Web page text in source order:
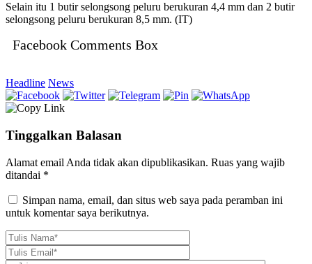
Selain itu 1 butir selongsong peluru berukuran 4,4 mm dan 2 butir
selongsong peluru berukuran 8,5 mm. (IT)
Facebook Comments Box
Headline News
Tinggalkan Balasan
Alamat email Anda tidak akan dipublikasikan. Ruas yang wajib
ditandai *
Simpan nama, email, dan situs web saya pada peramban ini
untuk komentar saya berikutnya.